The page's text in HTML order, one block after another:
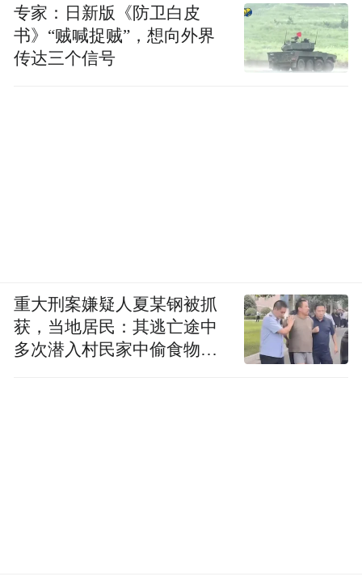
专家：日新版《防卫白皮
书》“贼喊捉贼”，想向外界
传达三个信号
重大刑案嫌疑人夏某钢被抓
获，当地居民：其逃亡途中
多次潜入村民家中偷食物被